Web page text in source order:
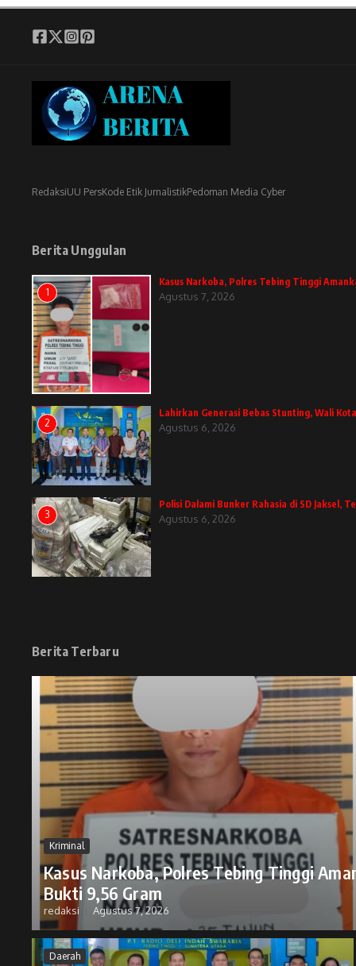
RedaksiUU PersKode Etik JurnalistikPedoman Media Cyber
Berita Unggulan
1
Kasus Narkoba, Polres Tebing Tinggi
Agustus 7, 2026
2
Lahirkan Generasi Bebas Stunting, Wali
Agustus 6, 2026
3
Polisi Dalami Bunker Rahasia di SD Jaksel,
Agustus 6, 2026
Berita Terbaru
Kriminal
Kasus Narkoba, Polres Tebing Tinggi
Bukti 9,56 Gram
redaksi Agustus 7, 2026
Daerah